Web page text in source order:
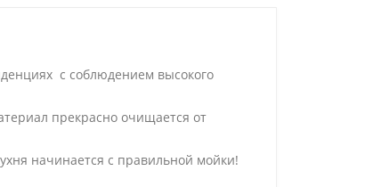
с соблюдением высокого
прекрасно очищается от
начинается с правильной мойки!